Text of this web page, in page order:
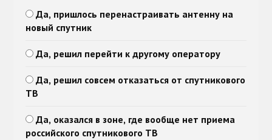
Да, пришлось перенастраивать антенну на
новый спутник
Да, решил перейти к другому оператору
Да, решил совсем отказаться от спутникового
ТВ
Да, оказался в зоне, где вообще нет приема
российского спутникового ТВ